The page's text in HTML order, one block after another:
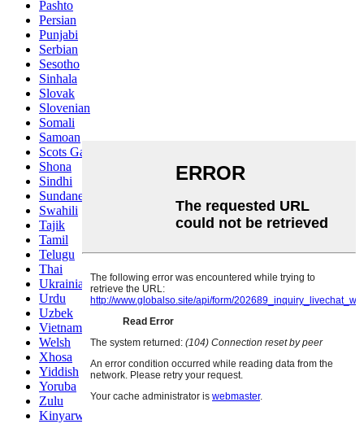
Pashto
Persian
Punjabi
Serbian
Sesotho
Sinhala
Slovak
Slovenian
Somali
Samoan
Scots Gaelic
Shona
Sindhi
Sundanese
Swahili
Tajik
Tamil
Telugu
Thai
Ukrainian
Urdu
Uzbek
Vietnamese
Welsh
Xhosa
Yiddish
Yoruba
Zulu
Kinyarwanda